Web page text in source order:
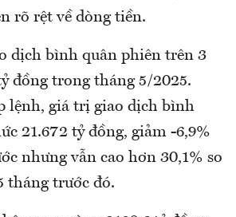
rõ rệt về dòng tiền.
dịch bình quân phiên trên 3
đồng trong tháng 5/2025.
lệnh, giá trị giao dịch bình
21.672 tỷ đồng, giảm -6,9%
nhưng vẫn cao hơn 30,1% so
tháng trước đó.